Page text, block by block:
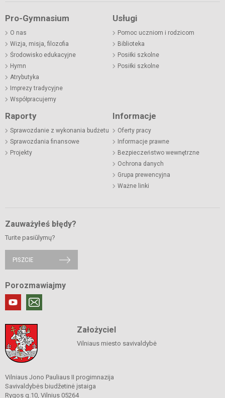
Pro-Gymnasium
O nas
Wizja, misja, filozofia
Środowisko edukacyjne
Hymn
Atrybutyka
Imprezy tradycyjne
Współpracujemy
Usługi
Pomoc uczniom i rodzicom
Biblioteka
Posiłki szkolne
Posiłki szkolne
Raporty
Sprawozdanie z wykonania budżetu
Sprawozdania finansowe
Projekty
Informacje
Oferty pracy
Informacje prawne
Bezpieczeństwo wewnętrzne
Ochrona danych
Grupa prewencyjna
Ważne linki
Zauważyłeś błędy?
Turite pasiūlymų?
PISZCIE
Porozmawiajmy
Założyciel
Vilniaus miesto savivaldybė
Vilniaus Jono Pauliaus II progimnazija
Savivaldybės biudžetinė įstaiga
Rygos g.10, Vilnius 05264